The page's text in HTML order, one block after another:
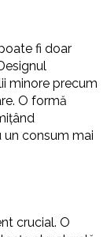
fi doar
minore precum
O formă
consum mai
crucial. O